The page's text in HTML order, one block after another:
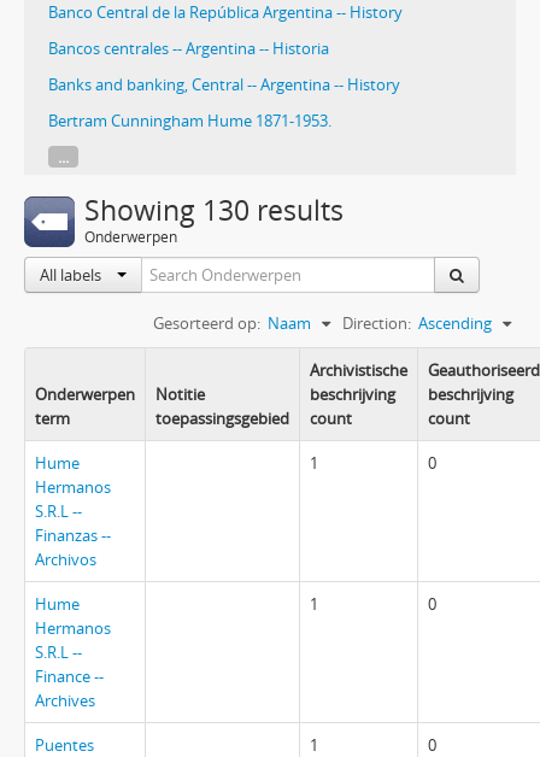
Banco Central de la República Argentina -- History
Bancos centrales -- Argentina -- Historia
Banks and banking, Central -- Argentina -- History
Bertram Cunningham Hume 1871-1953.
...
Showing 130 results
Onderwerpen
All labels
Gesorteerd op: Naam Direction: Ascending
Onderwerpen
term
Notitie
toepassingsgebied
Archivistische
beschrijving
count
beschrijving
count
Hume
Hermanos
S.R.L --
Finanzas --
Archivos
1 0
Hume
Hermanos
S.R.L --
Finance --
Archives
1 0
Puentes
1 0